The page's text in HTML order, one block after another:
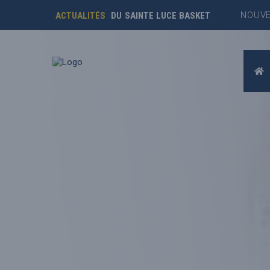
ACTUALITÉS DU SAINTE LUCE BASKET